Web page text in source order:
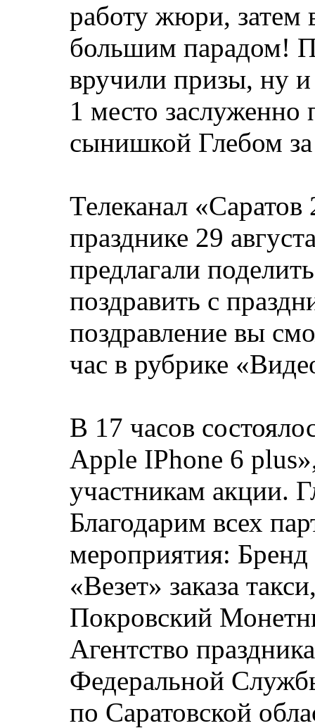
работу жюри, затем
большим парадом!
вручили призы, ну
1 место
сынишкой Глебом за
Телеканал
празднике 29
предлагали
поздравить с
поздравление вы
час в рубрике
В 17 часов
Apple IPhone 6
участникам акции.
Благодарим всех
мероприятия:
«Везет» заказа
Покровский
Агентство
Федеральной
по Саратовской